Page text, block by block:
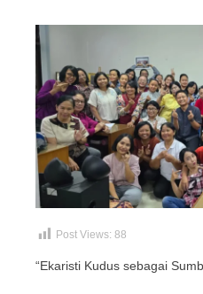
Post Views: 88
“Ekaristi Kudus sebagai